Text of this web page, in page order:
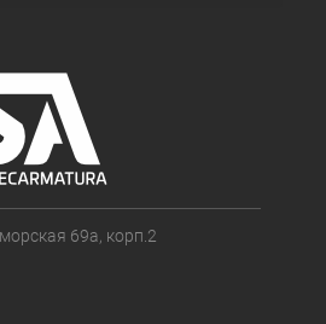
69а, корп.2